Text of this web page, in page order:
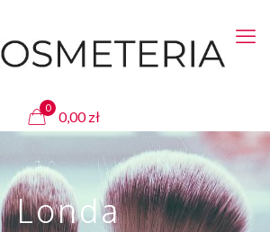
0
0,00zł
Londa